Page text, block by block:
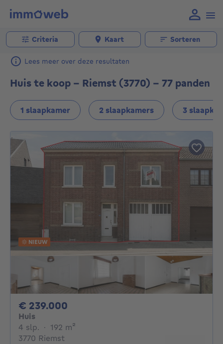
Criteria Kaart Sorteren
Lees meer over deze resultaten
Huis te koop - Riemst (3770) - 77 panden
1 slaapkamer 2 slaapkamers 3
NIEUW
€ 239.000
Huis
4 slp. 4 slaapkamers
· 192 m²
3770 Riemst